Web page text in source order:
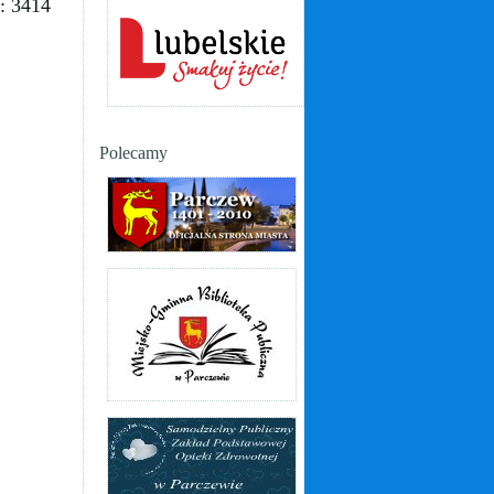
3414
Polecamy